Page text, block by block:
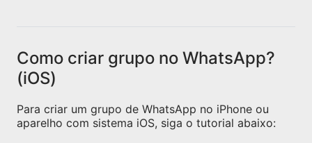
Como criar grupo no WhatsApp?
(iOS)
Para criar um grupo de WhatsApp no iPhone ou
aparelho com sistema iOS, siga o tutorial abaixo: